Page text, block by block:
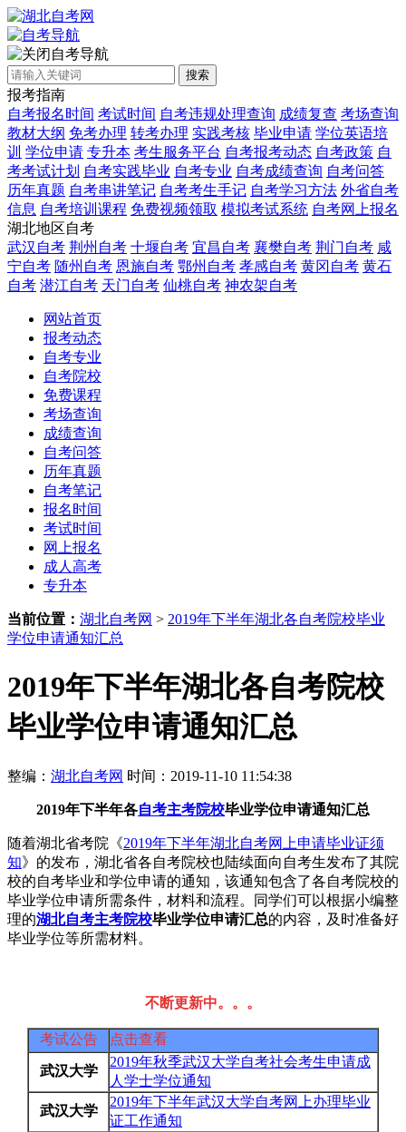
自考导航
搜索
报考指南
自考报名时间 考试时间 自考违规处理查询 成绩复查 考场查询
教材大纲 免考办理 转考办理 实践考核 毕业申请 学位英语培
训 学位申请 专升本 考生服务平台 自考报考动态 自考政策 自
考考试计划 自考实践毕业 自考专业 自考成绩查询 自考问答
历年真题 自考串讲笔记 自考考生手记 自考学习方法 外省自考
信息 自考培训课程 免费视频领取 模拟考试系统 自考网上报名
湖北地区自考
武汉自考 荆州自考 十堰自考 宜昌自考 襄樊自考 荆门自考 咸
宁自考 随州自考 恩施自考 鄂州自考 孝感自考 黄冈自考 黄石
自考 潜江自考 天门自考 仙桃自考 神农架自考
网站首页
报考动态
自考专业
自考院校
免费课程
考场查询
成绩查询
自考问答
历年真题
自考笔记
报名时间
考试时间
网上报名
成人高考
专升本
当前位置： 湖北自考网 > 2019年下半年湖北各自考院校毕业
学位申请通知汇总
2019年下半年湖北各自考院校
毕业学位申请通知汇总
整编： 湖北自考网 时间：2019-11-10 11:54:38
2019年下半年各自考主考院校毕业学位申请通知汇总
随着湖北省考院《2019年下半年湖北自考网上申请毕业证须
知》的发布，湖北省各自考院校也陆续面向自考生发布了其院
校的自考毕业和学位申请的通知，该通知包含了各自考院校的
毕业学位申请所需条件，材料和流程。同学们可以根据小编整
理的湖北自考主考院校毕业学位申请汇总的内容，及时准备好
毕业学位等所需材料。
不断更新中。。。
考试公告 点击查看
武汉大学
2019年秋季武汉大学自考社会考生申请成
人学士学位通知
武汉大学
2019年下半年武汉大学自考网上办理毕业
证工作通知